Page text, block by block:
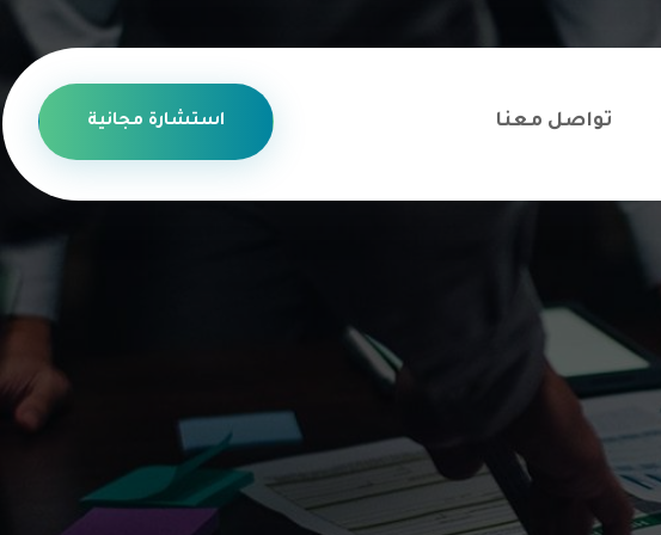
تواصل معنا استشارة مجانية